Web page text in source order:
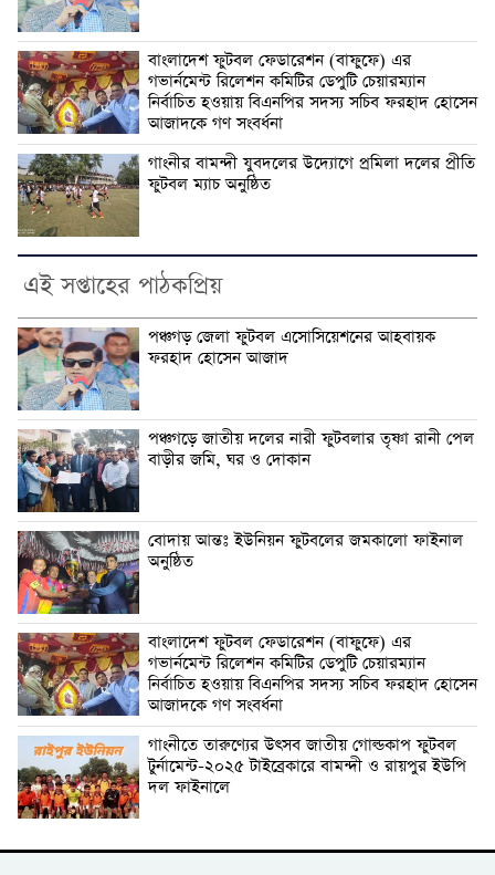
বাংলাদেশ ফুটবল ফেডারেশন (বাফুফে) এর
গভার্নমেন্ট রিলেশন কমিটির ডেপুটি চেয়ারম্যান
নির্বাচিত হওয়ায় বিএনপির সদস্য সচিব ফরহাদ হোসেন
আজাদকে গণ সংবর্ধনা
গাংনীর বামন্দী যুবদলের উদ্যোগে প্রমিলা দলের প্রীতি
ফুটবল ম্যাচ অনুষ্ঠিত
এই সপ্তাহের পাঠকপ্রিয়
পঞ্চগড় জেলা ফুটবল এসোসিয়েশনের আহবায়ক
ফরহাদ হোসেন আজাদ
পঞ্চগড়ে জাতীয় দলের নারী ফুটবলার তৃষ্ণা রানী পেল
বাড়ীর জমি, ঘর ও দোকান
বোদায় আন্তঃ ইউনিয়ন ফুটবলের জমকালো ফাইনাল
অনুষ্ঠিত
বাংলাদেশ ফুটবল ফেডারেশন (বাফুফে) এর
গভার্নমেন্ট রিলেশন কমিটির ডেপুটি চেয়ারম্যান
নির্বাচিত হওয়ায় বিএনপির সদস্য সচিব ফরহাদ হোসেন
আজাদকে গণ সংবর্ধনা
গাংনীতে তারুণ্যের উৎসব জাতীয় গোল্ডকাপ ফুটবল
টুর্নামেন্ট-২০২৫ টাইব্রেকারে বামন্দী ও রায়পুর ইউপি
দল ফাইনালে